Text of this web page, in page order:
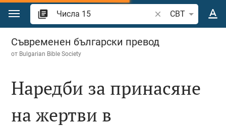
Преминете към съдържанието
Търсете стих или
CBT
Числа 15
Съвременен български превод
от Bulgarian Bible Society
Наредби за принасяне
на жертви в